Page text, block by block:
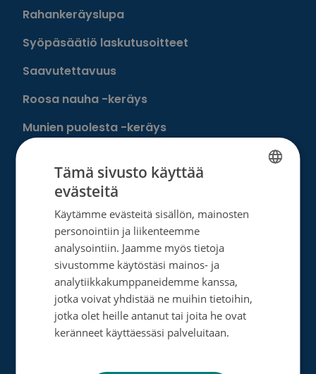
Rahankeräyslupa
Syöpäsäätiö laskutusoitteet
Saavutettavuus
Roosa nauha -keräys
Munien puolesta -keräys
Lahjoita
Löydä oma tapasi auttaa
Liity kuukausilahjoittajaksi
Tee kertalahjoitus
Tee muistolahja
Perusta merkkipäiväkeräys
SWEDISH
Tämä sivusto käyttää
evästeitä
Käytämme evästeitä sisällön, mainosten
personointiin ja liikenteemme
analysointiin. Jaamme myös tietoja
sivustomme käytöstäsi mainos- ja
analytiikkakumppaneidemme kanssa,
jotka voivat yhdistää ne muihin tietoihin,
jotka olet heille antanut tai joita he ovat
keränneet käyttäessäsi palveluitaan.